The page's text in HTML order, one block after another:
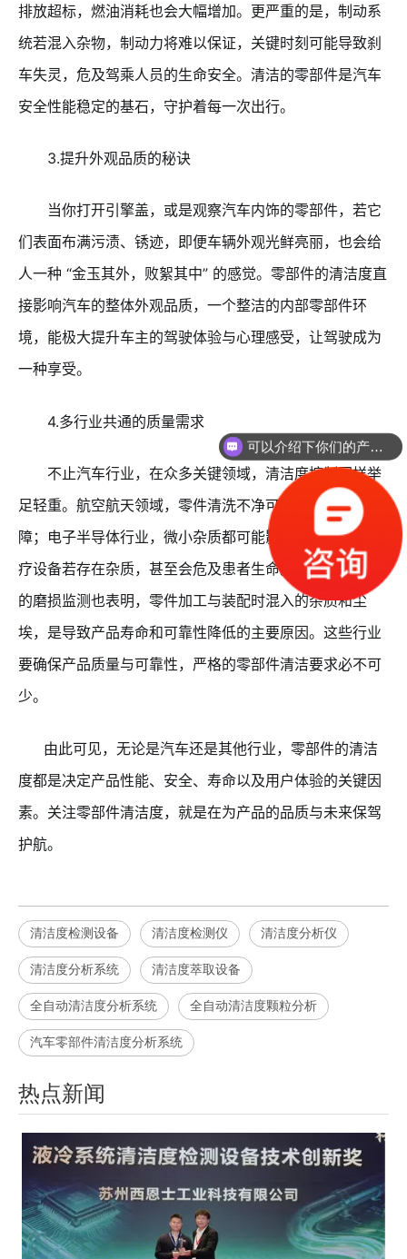
排放超标，燃油消耗也会大幅增加。更严重的是，制动系
统若混入杂物，制动力将难以保证，关键时刻可能导致刹
车失灵，危及驾乘人员的生命安全。清洁的零部件是汽车
安全性能稳定的基石，守护着每一次出行。
3.提升外观品质的秘诀
当你打开引擎盖，或是观察汽车内饰的零部件，若它
们表面布满污渍、锈迹，即便车辆外观光鲜亮丽，也会给
人一种 “金玉其外，败絮其中” 的感觉。零部件的清洁度直
接影响汽车的整体外观品质，一个整洁的内部零部件环
境，能极大提升车主的驾驶体验与心理感受，让驾驶成为
一种享受。
4.多行业共通的质量需求
不止汽车行业，在众多关键领域，清洁度控制同样举
足轻重。航空航天领域，零件清洗不净可能引发飞行故
障；电子半导体行业，微小杂质都可能影响芯片性能；医
疗设备若存在杂质，甚至会危及患者生命。大型工矿设备
的磨损监测也表明，零件加工与装配时混入的杂质和尘
埃，是导致产品寿命和可靠性降低的主要原因。这些行业
要确保产品质量与可靠性，严格的零部件清洁要求必不可
少。
由此可见，无论是汽车还是其他行业，零部件的清洁
度都是决定产品性能、安全、寿命以及用户体验的关键因
素。关注零部件清洁度，就是在为产品的品质与未来保驾
护航。
清洁度检测设备 清洁度检测仪 清洁度分析仪
清洁度分析系统 清洁度萃取设备
全自动清洁度分析系统 全自动清洁度颗粒分析
汽车零部件清洁度分析系统
热点新闻
可以介绍下你们的产品么？